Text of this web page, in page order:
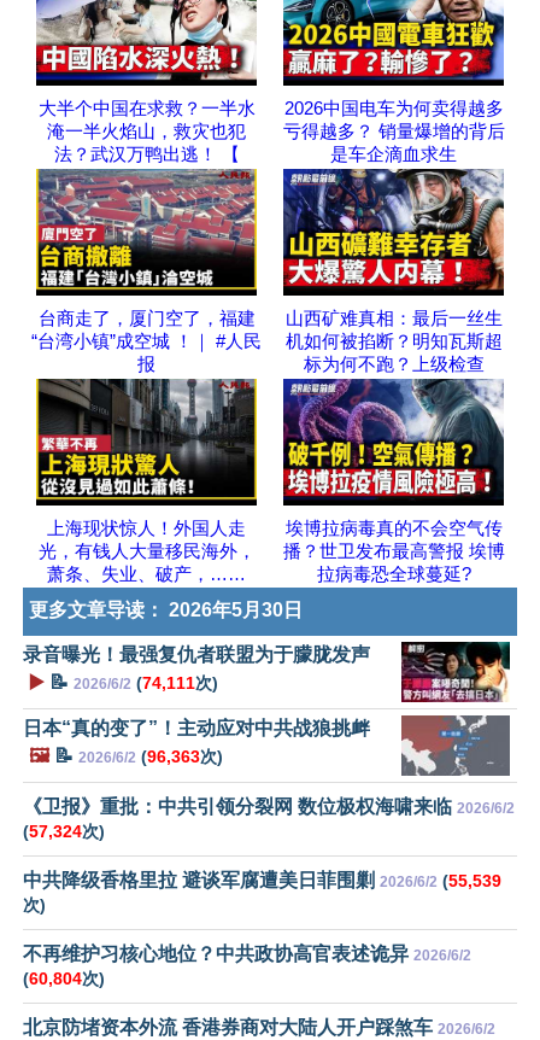
大半个中国在求救？一半水
淹一半火焰山，救灾也犯
法？武汉万鸭出逃！ 【
2026中国电车为何卖得越多
亏得越多？ 销量爆增的背后
是车企滴血求生
台商走了，厦门空了，福建
“台湾小镇”成空城 ！｜ #人民
报
山西矿难真相：最后一丝生
机如何被掐断？明知瓦斯超
标为何不跑？上级检查
上海现状惊人！外国人走
光，有钱人大量移民海外，
萧条、失业、破产，……
埃博拉病毒真的不会空气传
播？世卫发布最高警报 埃博
拉病毒恐全球蔓延?
更多文章导读： 2026年5月30日
录音曝光！最强复仇者联盟为于朦胧发声
▶️ 📝 2026/6/2 (74,111次)
日本“真的变了”！主动应对中共战狼挑衅
🖼️📝 2026/6/2 (96,363次)
《卫报》重批：中共引领分裂网 数位极权海啸来临 2026/6/2
(57,324次)
中共降级香格里拉 避谈军腐遭美日菲围剿 2026/6/2 (55,539
次)
不再维护习核心地位？中共政协高官表述诡异 2026/6/2
(60,804次)
北京防堵资本外流 香港券商对大陆人开户踩煞车 2026/6/2